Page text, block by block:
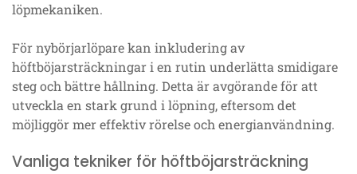
löpmekaniken.
För nybörjarlöpare kan inkludering av
höftböjarsträckningar i en rutin underlätta smidigare
steg och bättre hållning. Detta är avgörande för att
utveckla en stark grund i löpning, eftersom det
möjliggör mer effektiv rörelse och energianvändning.
Vanliga tekniker för höftböjarsträckning